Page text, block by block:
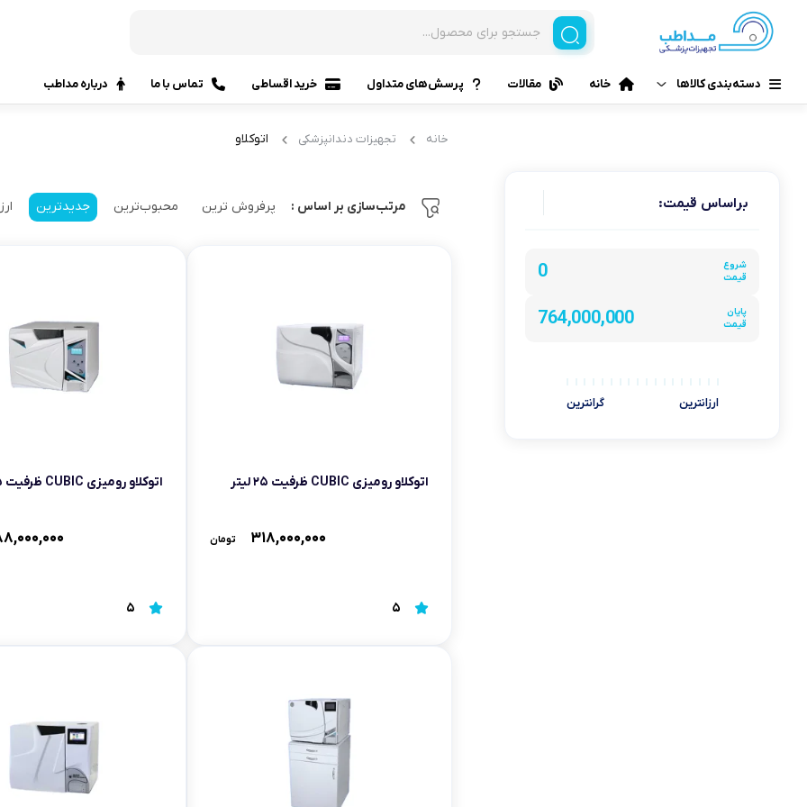
دسته‌بندی کالاها خانه مقالات پرسش‌های متداول خرید اقساطی تماس با ما درباره مداطب
براساس قیمت:
شروع
قیمت
0
پایان
قیمت
764,000,000
ارزانترین گرانترین
خانه تجهیزات دندانپزشکی اتوکلاو
مرتب‌سازی بر اساس : پرفروش ترین محبوب‌ترین جدیدترین
اتوکلاو رومیزی CUBIC ظرفیت ۲۵ لیتر
۳۱۸,۰۰۰,۰۰۰ تومان
5
اتوکلاو رومیزی CUBIC ظرفیت ۱۵ لیتر
5